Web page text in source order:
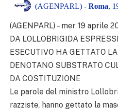
(AGENPARL) - Roma,
(AGENPARL) – mer 19 aprile
DA LOLLOBRIGIDA
ESECUTIVO HA GETTATO
DENOTANO SUBSTRATO
DA COSTITUZIONE
Le parole del ministro
razziste, hanno gettato la